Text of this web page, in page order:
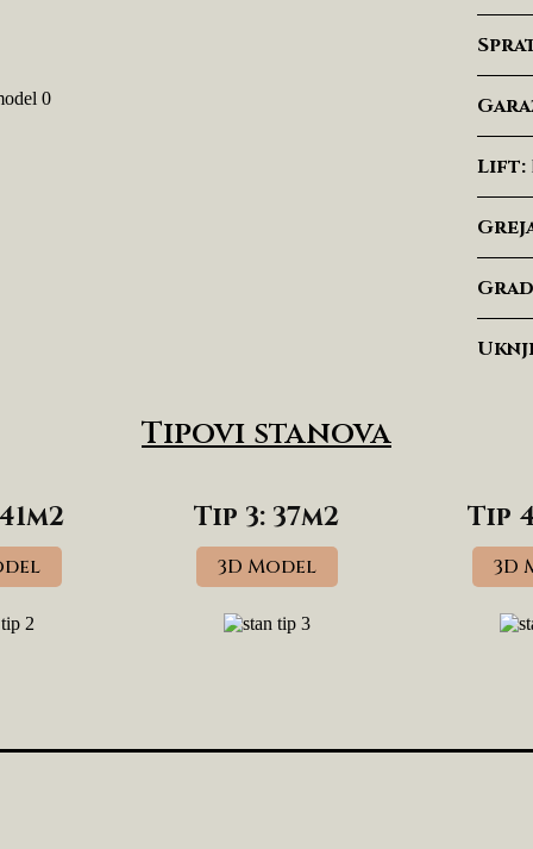
Lift:
Tipovi stanova
Tip 3: 37m2
3D Model
Tip
3D